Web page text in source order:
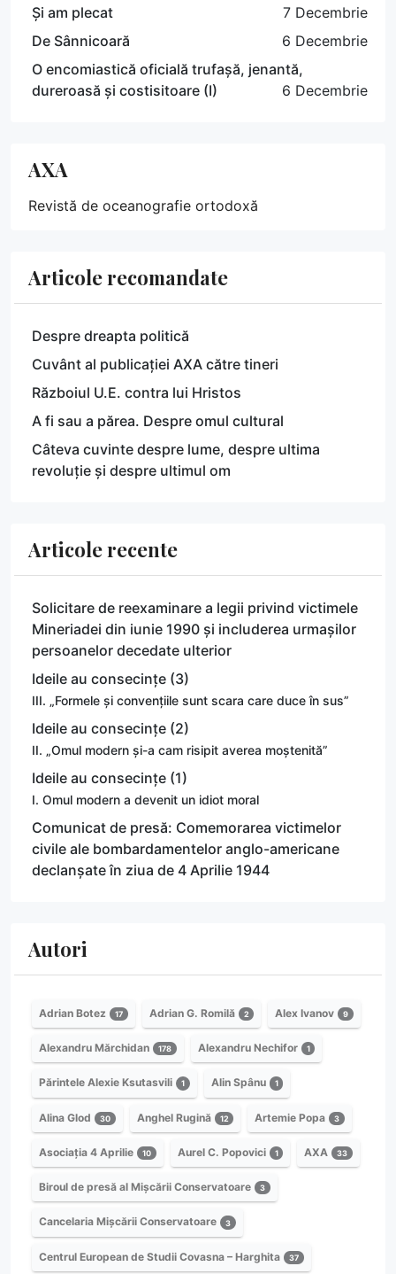
Și am plecat
7 Decembrie
De Sânnicoară
6 Decembrie
O encomiastică oficială trufașă, jenantă,
dureroasă și costisitoare (I)
6 Decembrie
AXA
Revistă de oceanografie ortodoxă
Articole recomandate
Despre dreapta politică
Cuvânt al publicației AXA către tineri
Războiul U.E. contra lui Hristos
A fi sau a părea. Despre omul cultural
Câteva cuvinte despre lume, despre ultima
revoluție și despre ultimul om
Articole recente
Solicitare de reexaminare a legii privind victimele
Mineriadei din iunie 1990 și includerea urmașilor
persoanelor decedate ulterior
Ideile au consecințe (3)
III. „Formele și convențiile sunt scara care duce în sus”
Ideile au consecințe (2)
II. „Omul modern și-a cam risipit averea moștenită”
Ideile au consecințe (1)
I. Omul modern a devenit un idiot moral
Comunicat de presă: Comemorarea victimelor
civile ale bombardamentelor anglo-americane
declanșate în ziua de 4 Aprilie 1944
Autori
Adrian Botez 17 Adrian G. Romilă 2 Alex Ivanov 9
Alexandru Mărchidan 178 Alexandru Nechifor 1
Părintele Alexie Ksutasvili 1 Alin Spânu 1
Alina Glod 30 Anghel Rugină 12 Artemie Popa 3
Asociația 4 Aprilie 10 Aurel C. Popovici 1 AXA 33
Biroul de presă al Mișcării Conservatoare 3
Cancelaria Mișcării Conservatoare 3
Centrul European de Studii Covasna – Harghita 37